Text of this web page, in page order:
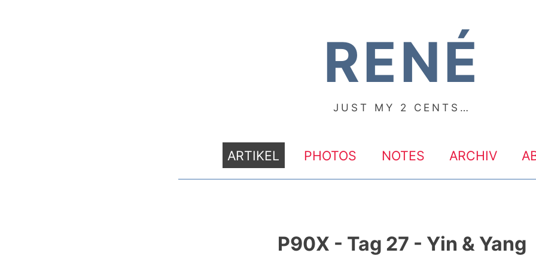
RENÉ
JUST MY 2 CENTS…
ARTIKEL PHOTOS NOTES ARCHIV
P90X - Tag 27 - Yin & Yang